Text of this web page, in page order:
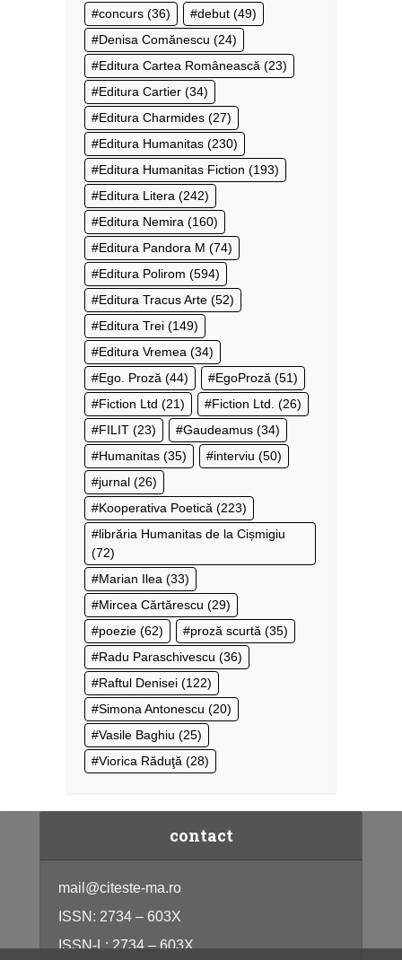
concurs (36) debut (49)
Denisa Comănescu (24)
Editura Cartea Românească (23)
Editura Cartier (34)
Editura Charmides (27)
Editura Humanitas (230)
Editura Humanitas Fiction (193)
Editura Litera (242)
Editura Nemira (160)
Editura Pandora M (74)
Editura Polirom (594)
Editura Tracus Arte (52)
Editura Trei (149)
Editura Vremea (34)
Ego. Proză (44) EgoProză (51)
Fiction Ltd (21) Fiction Ltd. (26)
FILIT (23) Gaudeamus (34)
Humanitas (35) interviu (50)
jurnal (26)
Kooperativa Poetică (223)
librăria Humanitas de la Cișmigiu
(72)
Marian Ilea (33)
Mircea Cărtărescu (29)
poezie (62) proză scurtă (35)
Radu Paraschivescu (36)
Raftul Denisei (122)
Simona Antonescu (20)
Vasile Baghiu (25)
Viorica Răduţă (28)
contact
mail@citeste-ma.ro
ISSN: 2734 – 603X
ISSN-L: 2734 – 603X